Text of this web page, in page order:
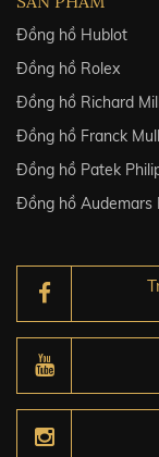
Đồng hồ Hublot
Đồng hồ Rolex
Đồng hồ Richard
Đồng hồ Franck
Đồng hồ Patek
Đồng hồ Audemars